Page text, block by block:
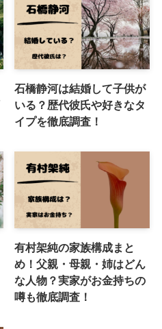
石橋静河は結婚して子供が
いる？歴代彼氏や好きなタ
イプを徹底調査！
有村架純の家族構成まと
め！父親・母親・姉はどん
な人物？実家がお金持ちの
噂も徹底調査！